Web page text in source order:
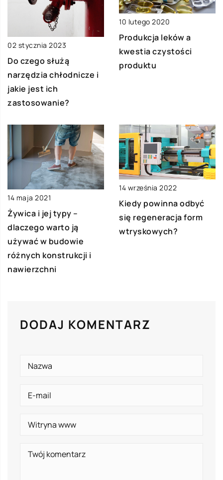
02 stycznia 2023
Do czego służą
narzędzia chłodnicze i
jakie jest ich
zastosowanie?
10 lutego 2020
Produkcja leków a
kwestia czystości
produktu
14 maja 2021
Żywica i jej typy –
dlaczego warto ją
używać w budowie
różnych konstrukcji i
nawierzchni
14 września 2022
Kiedy powinna odbyć
się regeneracja form
wtryskowych?
DODAJ KOMENTARZ